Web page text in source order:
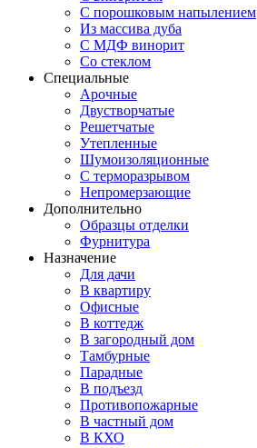
С порошковым напылением
Из массива дуба
С МДФ винорит
Со стеклом
Специальные
Арочные
Двустворчатые
Решетчатые
Утепленные
Шумоизоляционные
С терморазрывом
Непромерзающие
Дополнительно
Образцы отделки
Фурнитура
Назначение
Для дачи
В квартиру
Офисные
В коттедж
В загородный дом
Тамбурные
Парадные
В подъезд
Противопожарные
В частный дом
В КХО